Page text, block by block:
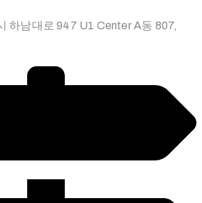
하남대로 947 U1 Center A동 807,